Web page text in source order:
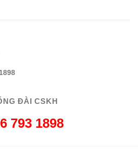
ĐÀI CSKH
793 1898